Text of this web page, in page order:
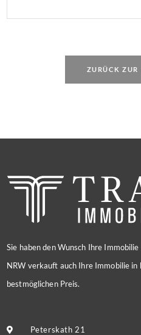
ZURÜCK ZUR
Sie haben den Wunsch Ihre
NRW verkauft auch Ihre Immobilie in
bestmöglichen Preis.
Peterskath 21